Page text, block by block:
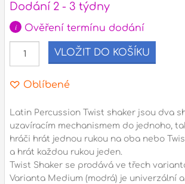
Adresa
Praha 3 - 130 00 (
gsm.: +420 777 888 088
tel.: +420 222 782 732
email: prodejna@bici.cz
Otevírací doba
Dodání 2 - 3 týdny
i Ověření termínu dodání
VLOŽIT DO KOŠÍKU
Oblíbené
Latin Percussion Twist shaker jsou dva
uzavíracím mechanismem do jednoho,
hráči hrát jednou rukou na oba nebo
a hrát každou rukou jeden.
Twist Shaker se prodává ve třech
Varianta Medium (modrá) je univerzální